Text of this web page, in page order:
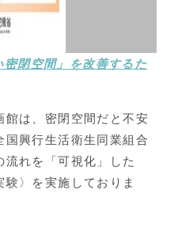
閉空間」を改善するた
館は、密閉空間だと不安
興行生活衛生同業組合
れを「可視化」した
験〉を実施しておりま